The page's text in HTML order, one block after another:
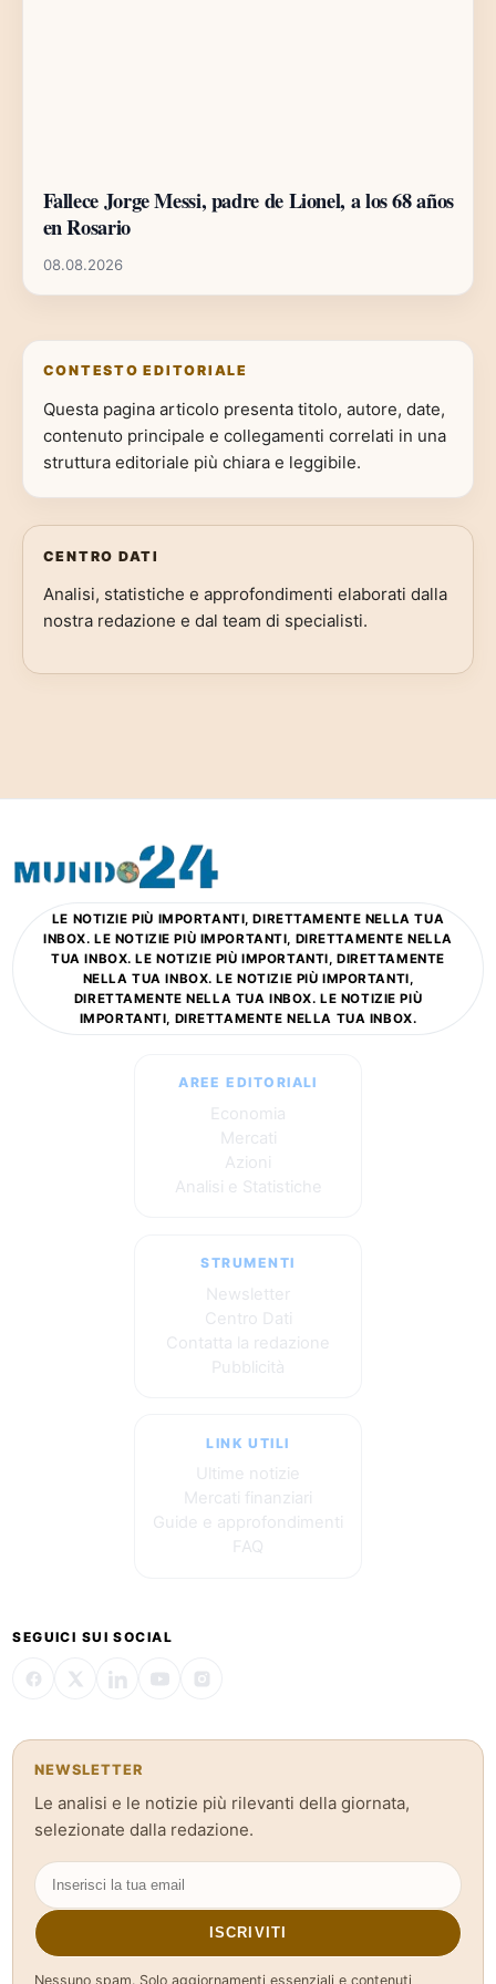
Fallece Jorge Messi, padre de Lionel, a los 68 años
en Rosario
08.08.2026
CONTESTO EDITORIALE
Questa pagina articolo presenta titolo, autore, date,
contenuto principale e collegamenti correlati in una
struttura editoriale più chiara e leggibile.
CENTRO DATI
Analisi, statistiche e approfondimenti elaborati dalla
nostra redazione e dal team di specialisti.
LE NOTIZIE PIÙ IMPORTANTI, DIRETTAMENTE NELLA TUA
INBOX. LE NOTIZIE PIÙ IMPORTANTI, DIRETTAMENTE NELLA
TUA INBOX. LE NOTIZIE PIÙ IMPORTANTI, DIRETTAMENTE
NELLA TUA INBOX. LE NOTIZIE PIÙ IMPORTANTI,
DIRETTAMENTE NELLA TUA INBOX. LE NOTIZIE PIÙ
IMPORTANTI, DIRETTAMENTE NELLA TUA INBOX.
AREE EDITORIALI
Economia
Mercati
Azioni
Analisi e Statistiche
STRUMENTI
Newsletter
Centro Dati
Contatta la redazione
Pubblicità
LINK UTILI
Ultime notizie
Mercati finanziari
Guide e approfondimenti
FAQ
SEGUICI SUI SOCIAL
NEWSLETTER
Le analisi e le notizie più rilevanti della giornata,
selezionate dalla redazione.
ISCRIVITI
Nessuno spam. Solo aggiornamenti essenziali e contenuti